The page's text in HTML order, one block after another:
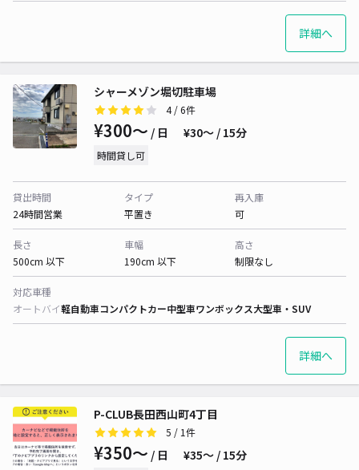
詳細へ
シャーメゾン堀切駐車場
4/ 6件
¥300〜 / 日 ¥30〜 / 15分
時間貸し可
貸出時間
24時間営業
タイプ
平置き
再入庫
可
長さ
500cm 以下
車幅
190cm 以下
高さ
制限なし
対応車種
オートバイ軽自動車コンパクトカー中型車ワンボックス大型車・SUV
詳細へ
P-CLUB長田西山町4丁目
5 / 1件
¥350〜 / 日 ¥35〜 / 15分